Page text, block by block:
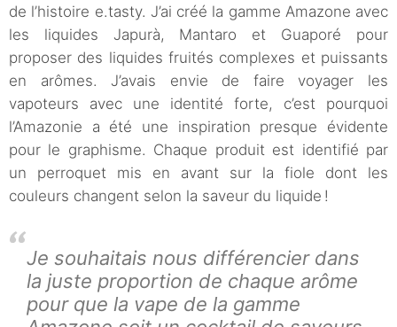
de l’histoire e.tasty. J’ai créé la gamme Amazone avec
les liquides Japurà, Mantaro et Guaporé pour
proposer des liquides fruités complexes et puissants
en arômes. J’avais envie de faire voyager les
vapoteurs avec une identité forte, c’est pourquoi
l’Amazonie a été une inspiration presque évidente
pour le graphisme. Chaque produit est identifié par
un perroquet mis en avant sur la fiole dont les
couleurs changent selon la saveur du liquide !
Je souhaitais nous différencier dans
la juste proportion de chaque arôme
pour que la vape de la gamme